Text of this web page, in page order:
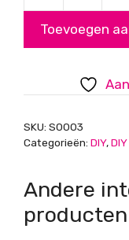
Toevoegen
SKU: S0003
Categorieën: DIY,
Andere
producten